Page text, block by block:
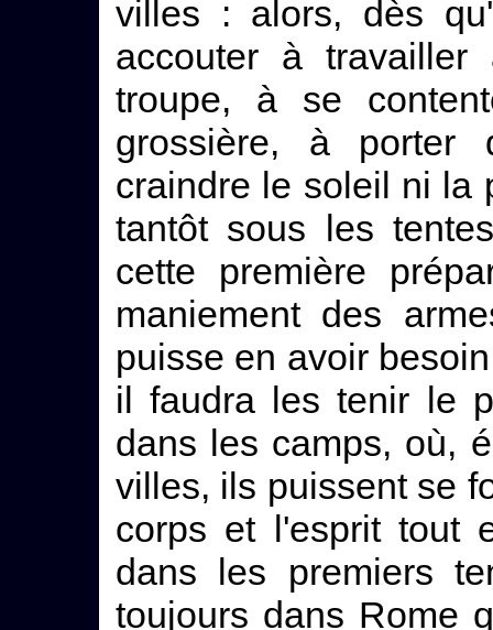
villes : alors, dès
accouter à
troupe, à se
grossière, à porter
craindre le soleil ni la
tantôt sous les
cette première
maniement des
puisse en avoir
il faudra les tenir le
dans les camps, où,
villes, ils puissent se
corps et l'esprit tout
dans les premiers
toujours dans Rome